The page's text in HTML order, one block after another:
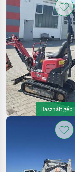
Használt gép